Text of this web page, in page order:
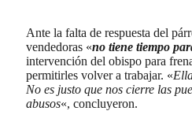
Ante la falta de respuesta del
vendedoras «no tiene tiempo
intervención del obispo para
permitirles volver a trabajar. «
No es justo que nos cierre las
abusos«, concluyeron.